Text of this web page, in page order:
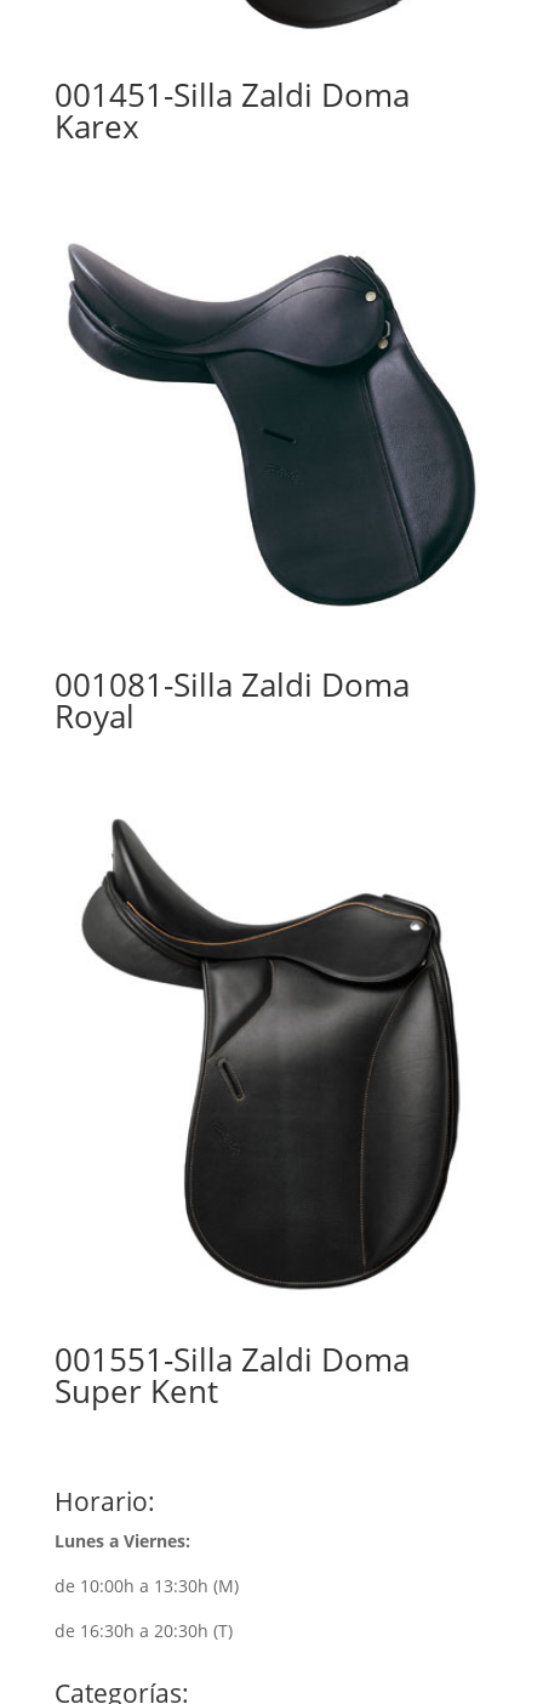
001451-Silla Zaldi Doma
Karex
001081-Silla Zaldi Doma
Royal
001551-Silla Zaldi Doma
Super Kent
Horario:
Lunes a Viernes:
de 10:00h a 13:30h (M)
de 16:30h a 20:30h (T)
Categorías: